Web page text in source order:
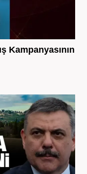
Kampanyasının